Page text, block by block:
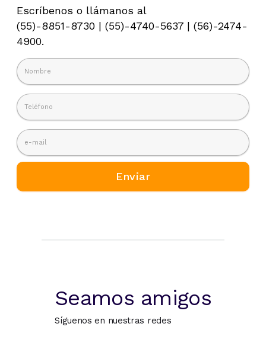
Escríbenos o llámanos al
(55)-8851-8730 | (55)-4740-5637 | (56)-2474-
4900.
Seamos amigos
Síguenos en nuestras redes